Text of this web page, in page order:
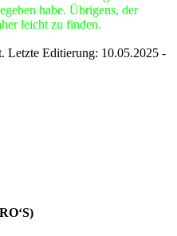
habe. Übrigens, der
leicht zu finden.
Letzte Editierung: 10.05.2025 -